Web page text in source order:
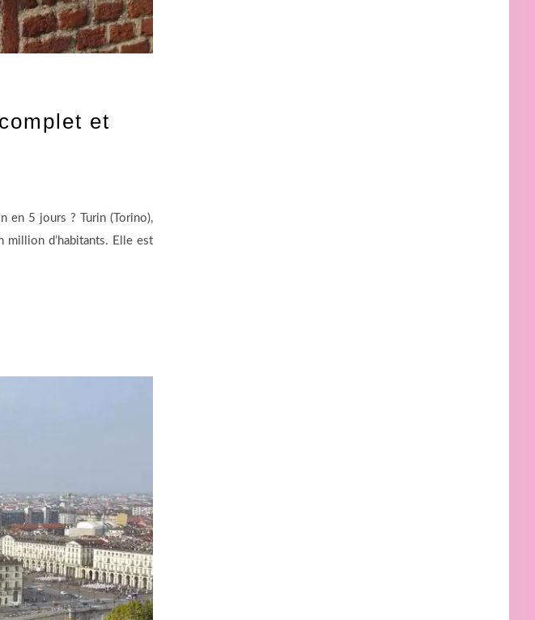
et
en 5 jours ? Turin (Torino),
million d’habitants. Elle est